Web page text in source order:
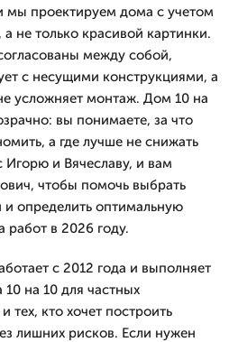
мы проектируем дома с учетом
а не только красивой картинки.
между собой,
с несущими конструкциями, а
усложняет монтаж. Дом 10 на
вы понимаете, за что
а где лучше не снижать
Игорю и Вячеславу, и вам
чтобы помочь выбрать
и определить оптимальную
работ в 2026 году.
с 2012 года и выполняет
на 10 для частных
тех, кто хочет построить
лишних рисков. Если нужен